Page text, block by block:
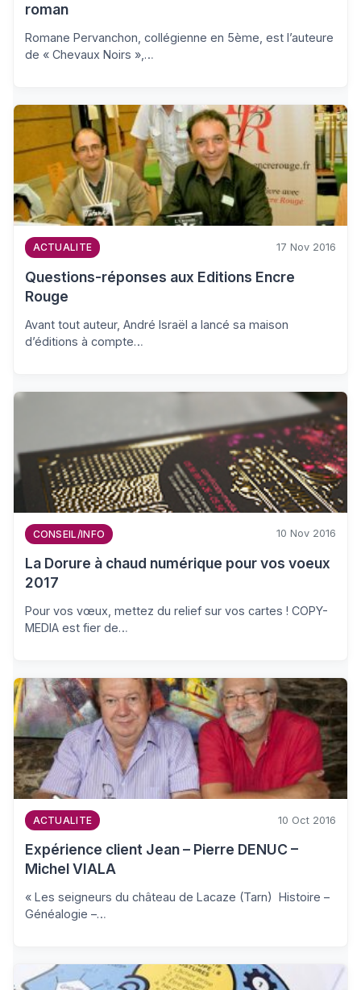
roman
Romane Pervanchon, collégienne en 5ème, est l’auteure
de « Chevaux Noirs »,…
ACTUALITE 17 Nov 2016
Questions-réponses aux Editions Encre
Rouge
Avant tout auteur, André Israël a lancé sa maison
d’éditions à compte…
CONSEIL/INFO 10 Nov 2016
La Dorure à chaud numérique pour vos voeux
2017
Pour vos vœux, mettez du relief sur vos cartes ! COPY-
MEDIA est fier de…
ACTUALITE 10 Oct 2016
Expérience client Jean – Pierre DENUC –
Michel VIALA
« Les seigneurs du château de Lacaze (Tarn) Histoire –
Généalogie –…